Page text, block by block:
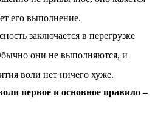
его выполнение.
заключается в перегрузке
они не выполняются, и
воли нет ничего хуже.
первое и основное правило –